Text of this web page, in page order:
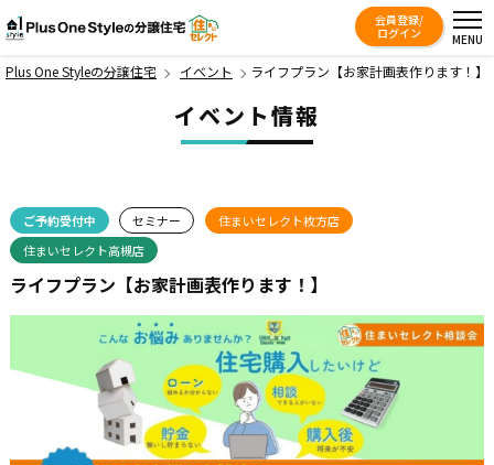
Plus One Styleの分譲住宅
会員登録/
ログイン
MENU
Plus One Styleの分譲住宅 イベント ライフプラン【お家計画表作ります！】
イベント情報
ご予約受付中 セミナー
住まいセレクト枚方店
住まいセレクト高槻店
ライフプラン【お家計画表作ります！】